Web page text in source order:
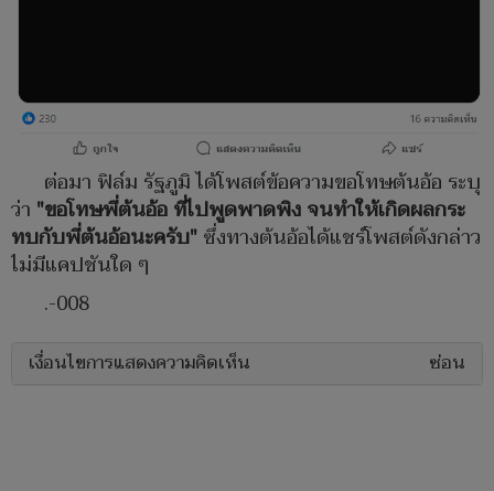
ต่อมา ฟิล์ม รัฐภูมิ ได้โพสต์ข้อความขอโทษต้นอ้อ ระบุ
ว่า "ขอโทษพี่ต้นอ้อ ที่ไปพูดพาดพิง จนทำให้เกิดผลกระ
ทบกับพี่ต้นอ้อนะครับ"ซึ่งทางต้นอ้อได้แชร์โพสต์ดังกล่าว
ไม่มีแคปชันใด ๆ
.-008
เงื่อนไขการแสดงความคิดเห็น ซ่อน